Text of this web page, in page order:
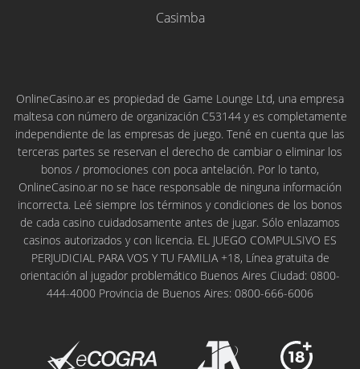
Casimba
OnlineCasino.ar es propiedad de Game Lounge Ltd, una empresa
maltesa con número de organización C53144 y es completamente
independiente de las empresas de juego. Tené en cuenta que las
terceras partes se reservan el derecho de cambiar o eliminar los
bonos / promociones con poca antelación. Por lo tanto,
OnlineCasino.ar no se hace responsable de ninguna información
incorrecta. Leé siempre los términos y condiciones de los bonos
de cada casino cuidadosamente antes de jugar. Sólo enlazamos
casinos autorizados y con licencia. EL JUEGO COMPULSIVO ES
PERJUDICIAL PARA VOS Y TU FAMILIA +18, Línea gratuita de
orientación al jugador problemático Buenos Aires Ciudad: 0800-
444-4000 Provincia de Buenos Aires: 0800-666-6006